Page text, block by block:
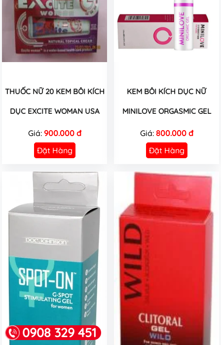
THUỐC NỮ 20 KEM BÔI KÍCH
DỤC EXCITE WOMAN USA
Giá: 900.000 đ
Đặt Hàng
KEM BÔI KÍCH DỤC NỮ
MINILOVE ORGASMIC GEL
Giá: 800.000 đ
Đặt Hàng
0908 329 451